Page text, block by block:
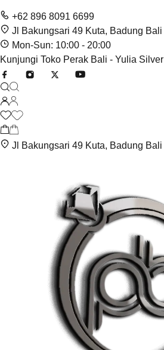
+62 896 8091 6699
Jl Bakungsari 49 Kuta, Badung Bali
Mon-Sun: 10:00 - 20:00
Kunjungi Toko Perak Bali - Yulia Silver
Jl Bakungsari 49 Kuta, Badung Bali